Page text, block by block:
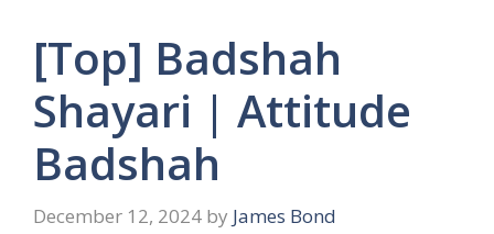
[Top] Badshah
Shayari | Attitude
Badshah
December 12, 2024 by James Bond